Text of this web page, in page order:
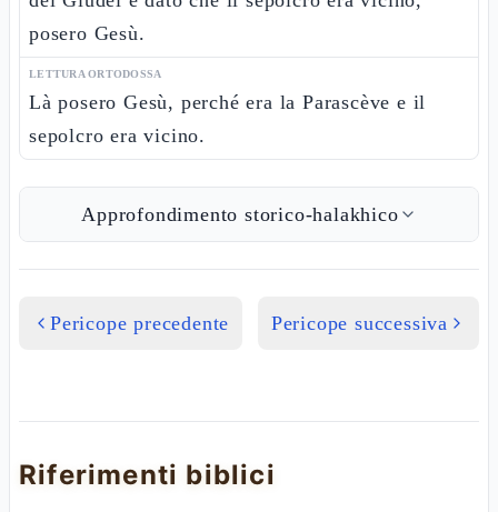
posero Gesù.
LETTURA ORTODOSSA
Là posero Gesù, perché era la Parascève e il
sepolcro era vicino.
Approfondimento storico-halakhico
Pericope precedente Pericope successiva
Riferimenti biblici